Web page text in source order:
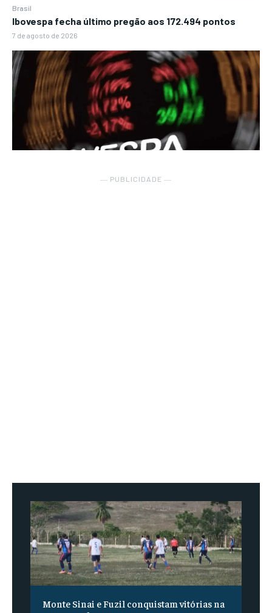
Brasil
Ibovespa fecha último pregão aos 172.494 pontos
7 de agosto de 2026
― PUBLICIDADE ―
Monte Sinai e Fuzil conquistam vitórias na